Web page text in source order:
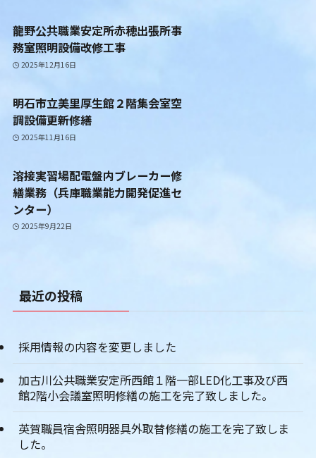
龍野公共職業安定所赤穂出張所事
務室照明設備改修工事
2025年12月16日
明石市立美里厚生館２階集会室空
調設備更新修繕
2025年11月16日
溶接実習場配電盤内ブレーカー修
繕業務（兵庫職業能力開発促進セ
ンター）
2025年9月22日
最近の投稿
採用情報の内容を変更しました
加古川公共職業安定所西館１階一部LED化工事及び西
館2階小会議室照明修繕の施工を完了致しました。
英賀職員宿舎照明器具外取替修繕の施工を完了致しま
した。